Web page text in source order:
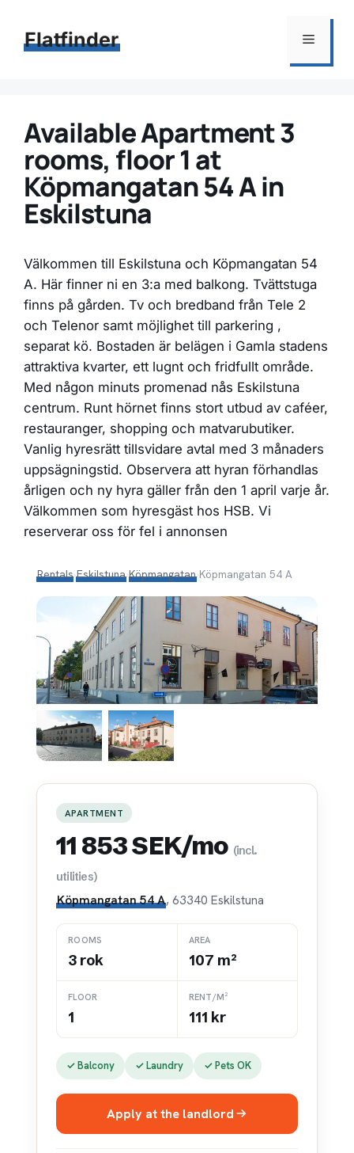
innehåll
Flatfinder Meny
Available Apartment 3
rooms, floor 1 at
Köpmangatan 54 A in
Eskilstuna
Välkommen till Eskilstuna och Köpmangatan 54
A. Här finner ni en 3:a med balkong. Tvättstuga
finns på gården. Tv och bredband från Tele 2
och Telenor samt möjlighet till parkering ,
separat kö. Bostaden är belägen i Gamla stadens
attraktiva kvarter, ett lugnt och fridfullt område.
Med någon minuts promenad nås Eskilstuna
centrum. Runt hörnet finns stort utbud av caféer,
restauranger, shopping och matvarubutiker.
Vanlig hyresrätt tillsvidare avtal med 3 månaders
uppsägningstid. Observera att hyran förhandlas
årligen och ny hyra gäller från den 1 april varje år.
Välkommen som hyresgäst hos HSB. Vi
reserverar oss för fel i annonsen
Rentals›Eskilstuna›Köpmangatan›Köpmangatan 54 A
APARTMENT
11 853 SEK/mo (incl.
utilities)
Köpmangatan 54 A, 63340 Eskilstuna
ROOMS
3 rok
AREA
107 m²
FLOOR
1
RENT/M²
111 kr
✓ Balcony ✓ Laundry ✓ Pets OK
Apply at the landlord